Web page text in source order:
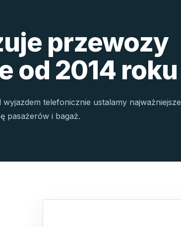
przewozy
od 2014 roku
telefonicznie ustalamy najważniejsze
pasażerów i bagaż.